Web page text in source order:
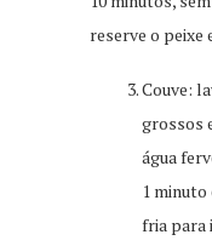
reserve o peixe
Couve:
grossos
água
1 minuto
fria para